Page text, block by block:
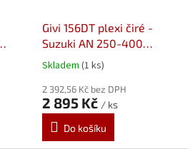
Givi 156DT plexi čiré -
Suzuki AN 250-400
Business (01-03)
Skladem (1 ks)
2 392,56 Kč bez DPH
2 895 Kč / ks
Do košíku